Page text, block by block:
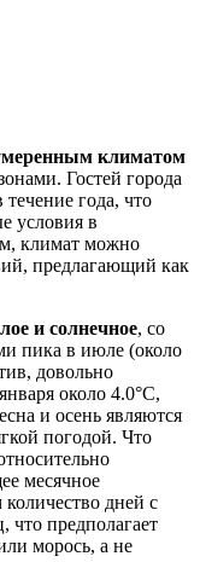
климатом
Гостей города
года, что
условия в
климат можно
предлагающий как
и солнечное, со
пика в июле (около
довольно
около 4.0°C,
и осень являются
погодой. Что
месячное
дней с
что предполагает
морось, а не